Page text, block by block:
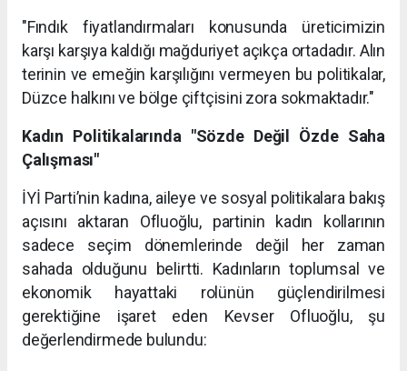
"Fındık fiyatlandırmaları konusunda üreticimizin
karşı karşıya kaldığı mağduriyet açıkça ortadadır. Alın
terinin ve emeğin karşılığını vermeyen bu politikalar,
Düzce halkını ve bölge çiftçisini zora sokmaktadır."
Kadın Politikalarında "Sözde Değil Özde Saha
Çalışması"
İYİ Parti’nin kadına, aileye ve sosyal politikalara bakış
açısını aktaran Ofluoğlu, partinin kadın kollarının
sadece seçim dönemlerinde değil her zaman
sahada olduğunu belirtti. Kadınların toplumsal ve
ekonomik hayattaki rolünün güçlendirilmesi
gerektiğine işaret eden Kevser Ofluoğlu, şu
değerlendirmede bulundu: